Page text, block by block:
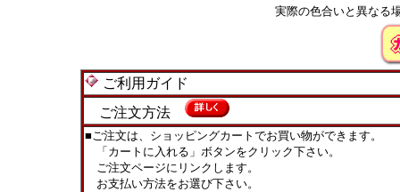
実際の色合いと異なる
ご利用ガイド
ご注文方法
■ご注文は、ショッピングカートでお買い物ができます。
「カートに入れる」ボタンをクリック下さい。
ご注文ページにリンクします。
お支払い方法をお選び下さい。